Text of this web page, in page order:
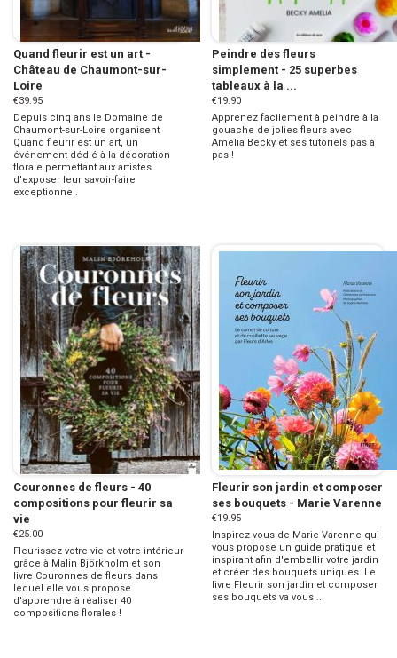
Quand fleurir est un art -
Château de Chaumont-sur-
Loire
€39.95
Depuis cinq ans le Domaine de
Chaumont-sur-Loire organisent
Quand fleurir est un art, un
événement dédié à la décoration
florale permettant aux artistes
d'exposer leur savoir-faire
exceptionnel.
Peindre des fleurs
simplement - 25 superbes
tableaux à la ...
€19.90
Apprenez facilement à peindre à la
gouache de jolies fleurs avec
Amelia Becky et ses tutoriels pas à
pas !
Couronnes de fleurs - 40
compositions pour fleurir sa
vie
€25.00
Fleurissez votre vie et votre intérieur
grâce à Malin Björkholm et son
livre Couronnes de fleurs dans
lequel elle vous propose
d'apprendre à réaliser 40
compositions florales !
Fleurir son jardin et composer
ses bouquets - Marie Varenne
€19.95
Inspirez vous de Marie Varenne qui
vous propose un guide pratique et
inspirant afin d'embellir votre jardin
et créer des bouquets uniques. Le
livre Fleurir son jardin et composer
ses bouquets va vous ...